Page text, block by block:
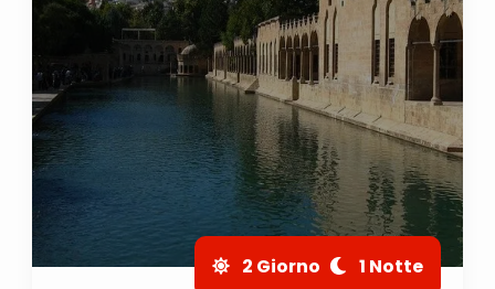
2 Giorno 1 Notte